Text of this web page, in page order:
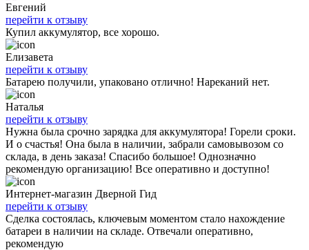
Евгений
перейти к отзыву
Купил аккумулятор, все хорошо.
Елизавета
перейти к отзыву
Батарею получили, упаковано отлично! Нареканий нет.
Наталья
перейти к отзыву
Нужна была срочно зарядка для аккумулятора! Горели сроки.
И о счастья! Она была в наличии, забрали самовывозом со
склада, в день заказа! Спасибо большое! Однозначно
рекомендую организацию! Все оперативно и доступно!
Интернет-магазин Дверной Гид
перейти к отзыву
Сделка состоялась, ключевым моментом стало нахождение
батареи в наличии на складе. Отвечали оперативно,
рекомендую